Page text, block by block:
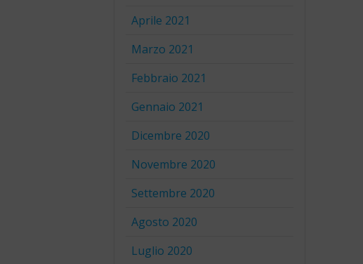
Aprile 2021
Marzo 2021
Febbraio 2021
Gennaio 2021
Dicembre 2020
Novembre 2020
Settembre 2020
Agosto 2020
Luglio 2020